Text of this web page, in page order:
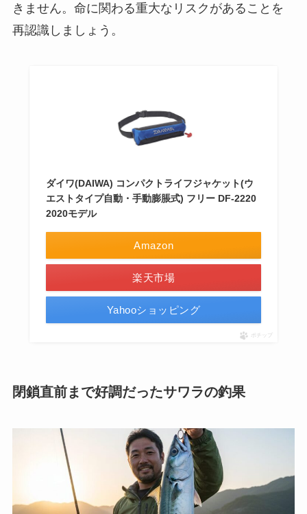
きません。命に関わる重大なリスクがあることを
再認識しましょう。
ダイワ(DAIWA) コンパクトライフジャケット(ウ
エストタイプ自動・手動膨脹式) フリー DF-2220
2020モデル
Amazon
楽天市場
Yahooショッピング
ポチップ
閉鎖直前まで好調だったサワラの釣果